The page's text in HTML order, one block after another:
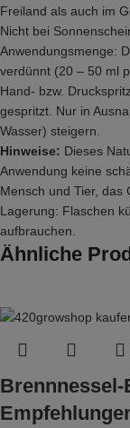
Freiland als auch im
Nicht bei
Anwendungsmenge:
verdünnt (20 – 50 ml
Hand- bzw.
gespritzt. Nur in
Wasser) steigern.
Hinweise: Dieses
Anwendung keine
Mensch und Tier, das
Lagerung: Flaschen
aufbrauchen.
Ähnliche